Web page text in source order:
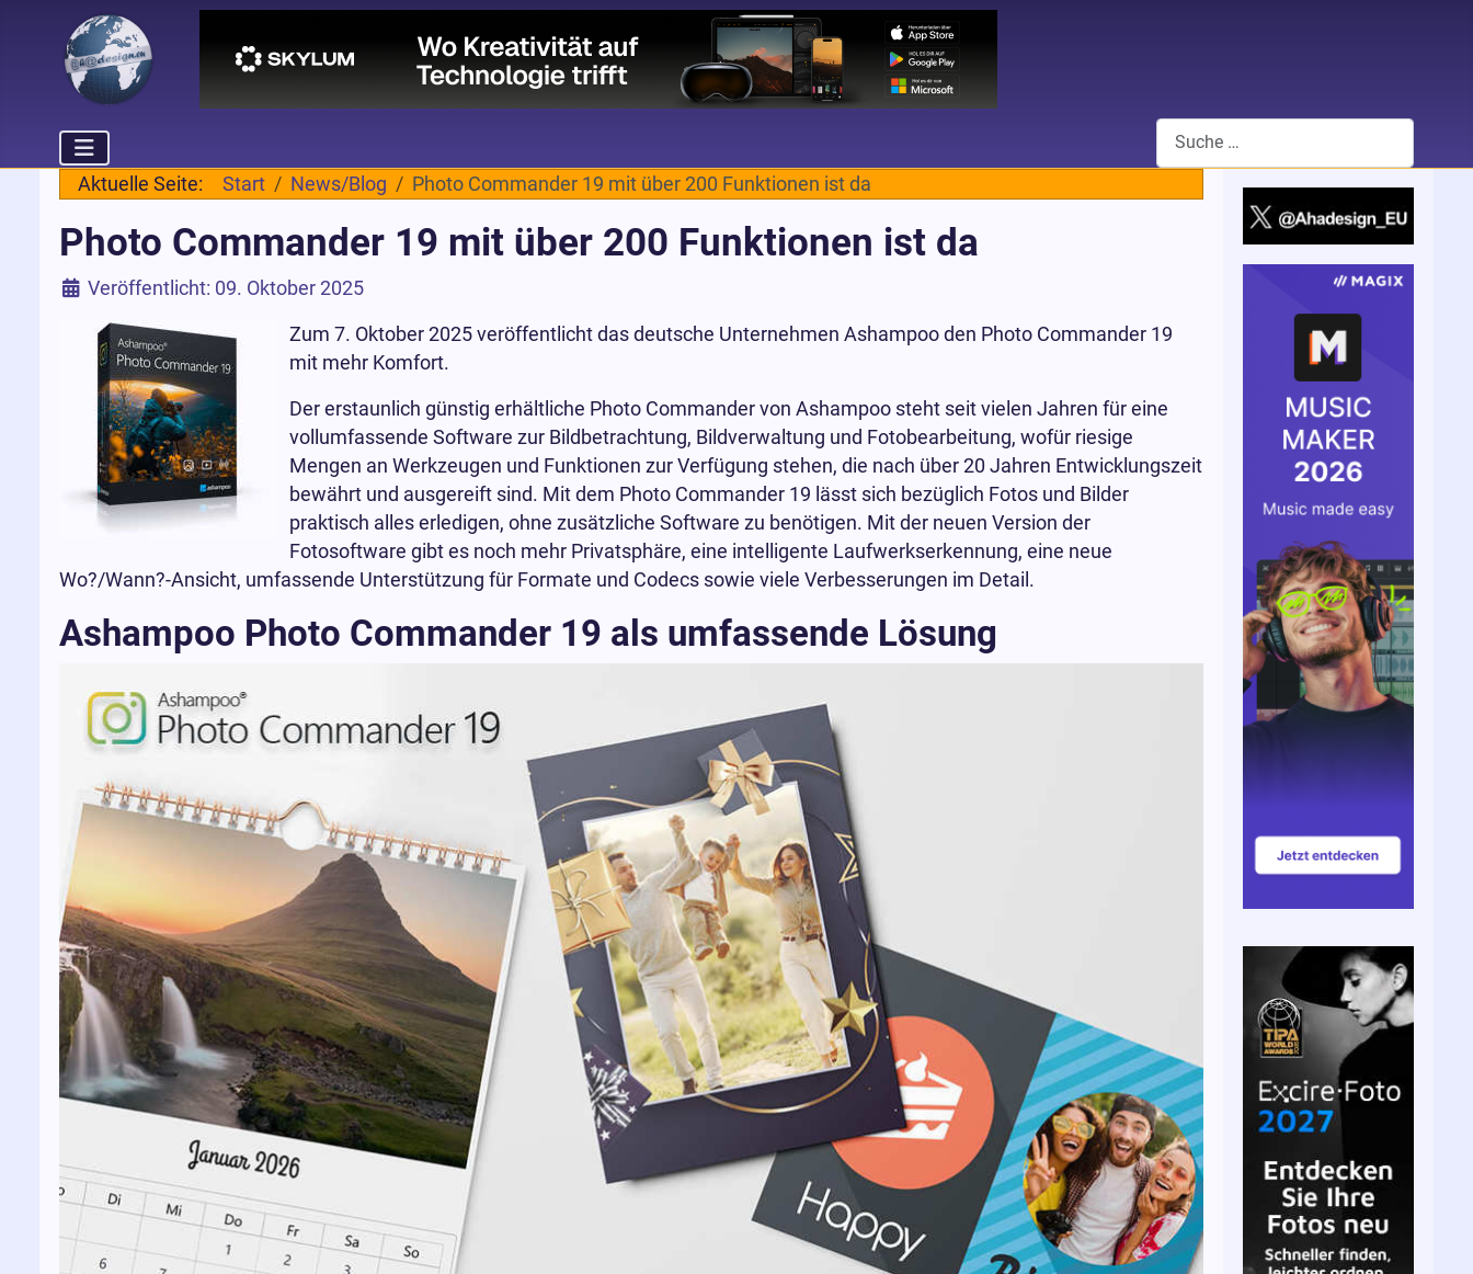
Suchen
Aktuelle Seite: Start News/Blog Photo Commander 19 mit über 200 Funktionen ist da
Photo Commander 19 mit über 200 Funktionen ist da
Details
Veröffentlicht: 09. Oktober 2025
Zum 7. Oktober 2025 veröffentlicht das deutsche Unternehmen Ashampoo den Photo Commander 19
mit mehr Komfort.
Der erstaunlich günstig erhältliche Photo Commander von Ashampoo steht seit vielen Jahren für eine
vollumfassende Software zur Bildbetrachtung, Bildverwaltung und Fotobearbeitung, wofür riesige
Mengen an Werkzeugen und Funktionen zur Verfügung stehen, die nach über 20 Jahren Entwicklungszeit
bewährt und ausgereift sind. Mit dem Photo Commander 19 lässt sich bezüglich Fotos und Bilder
praktisch alles erledigen, ohne zusätzliche Software zu benötigen. Mit der neuen Version der
Fotosoftware gibt es noch mehr Privatsphäre, eine intelligente Laufwerkserkennung, eine neue
Wo?/Wann?-Ansicht, umfassende Unterstützung für Formate und Codecs sowie viele Verbesserungen im Detail.
Ashampoo Photo Commander 19 als umfassende Lösung